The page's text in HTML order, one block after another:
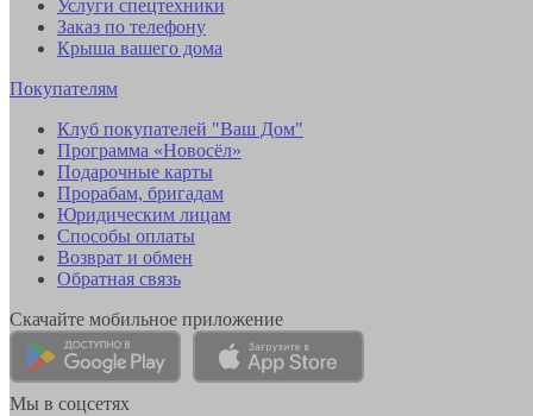
Услуги спецтехники
Заказ по телефону
Крыша вашего дома
Покупателям
Клуб покупателей "Ваш Дом"
Программа «Новосёл»
Подарочные карты
Прорабам, бригадам
Юридическим лицам
Способы оплаты
Возврат и обмен
Обратная связь
Скачайте мобильное приложение
Мы в соцсетях